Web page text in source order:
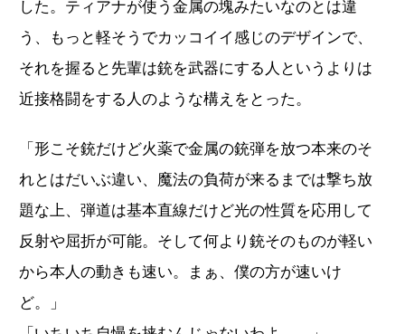
した。ティアナが使う金属の塊みたいなのとは違
う、もっと軽そうでカッコイイ感じのデザインで、
それを握ると先輩は銃を武器にする人というよりは
近接格闘をする人のような構えをとった。
「形こそ銃だけど火薬で金属の銃弾を放つ本来のそ
れとはだいぶ違い、魔法の負荷が来るまでは撃ち放
題な上、弾道は基本直線だけど光の性質を応用して
反射や屈折が可能。そして何より銃そのものが軽い
から本人の動きも速い。まぁ、僕の方が速いけ
ど。」